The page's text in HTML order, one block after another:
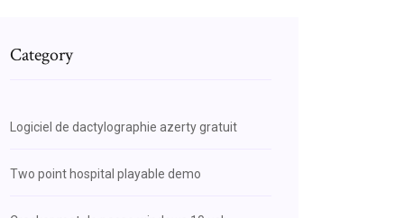
Category
Logiciel de dactylographie azerty gratuit
Two point hospital playable demo